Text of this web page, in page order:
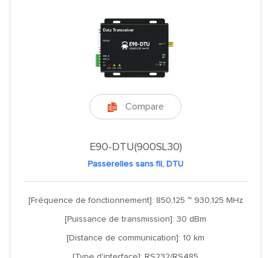
 Compare
E90-DTU(900SL30)
Passerelles sans fil, DTU
[Fréquence de fonctionnement]: 850,125 ~ 930,125 MHz
[Puissance de transmission]: 30 dBm
[Distance de communication]: 10 km